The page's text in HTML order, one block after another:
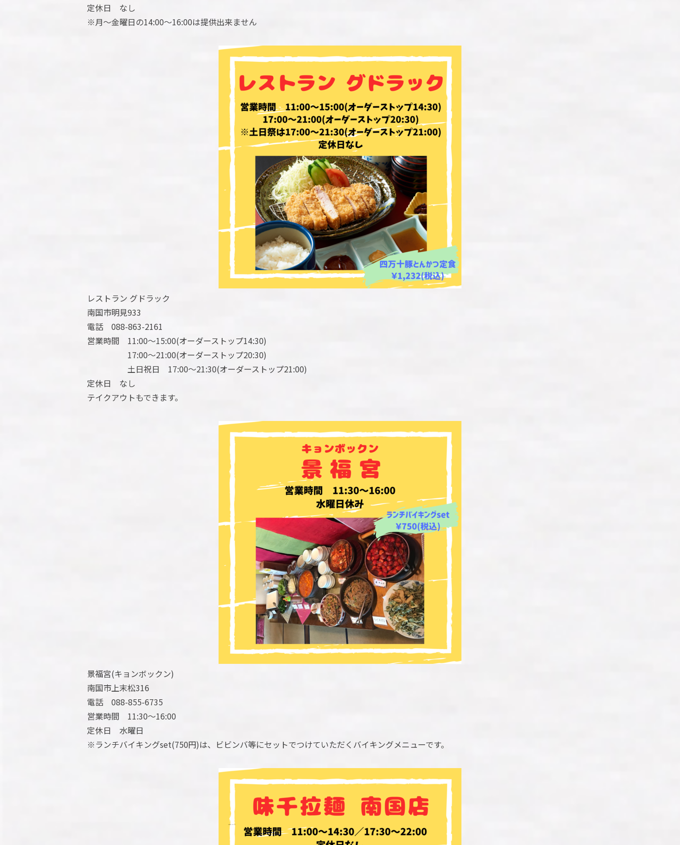
定休日 なし
※月～金曜日の14:00～16:00は提供出来ません
レストラン グドラック
南国市明見933
電話 088-863-2161
営業時間 11:00～15:00(オーダーストップ14:30)
17:00～21:00(オーダーストップ20:30)
土日祝日 17:00～21:30(オーダーストップ21:00)
定休日 なし
テイクアウトもできます。
景福宮(キョンボックン)
南国市上末松316
電話 088-855-6735
営業時間 11:30～16:00
定休日 水曜日
※ランチバイキングset(750円)は、ビビンバ等にセットでつけていただくバイキングメニューです。